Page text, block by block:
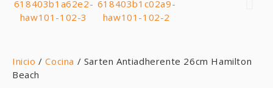
Inicio /Cocina / Sarten Antiadherente 26cm Hamilton
Beach